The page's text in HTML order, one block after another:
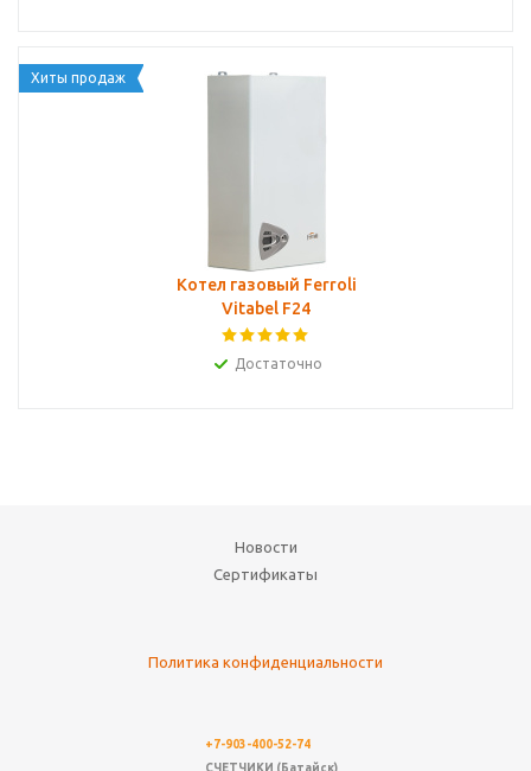
Хиты продаж
Котел газовый Ferroli
Vitabel F24
Достаточно
Новости
Сертификаты
Политика конфиденциальности
+7-903-400-52-74
СЧЕТЧИКИ (Батайск)